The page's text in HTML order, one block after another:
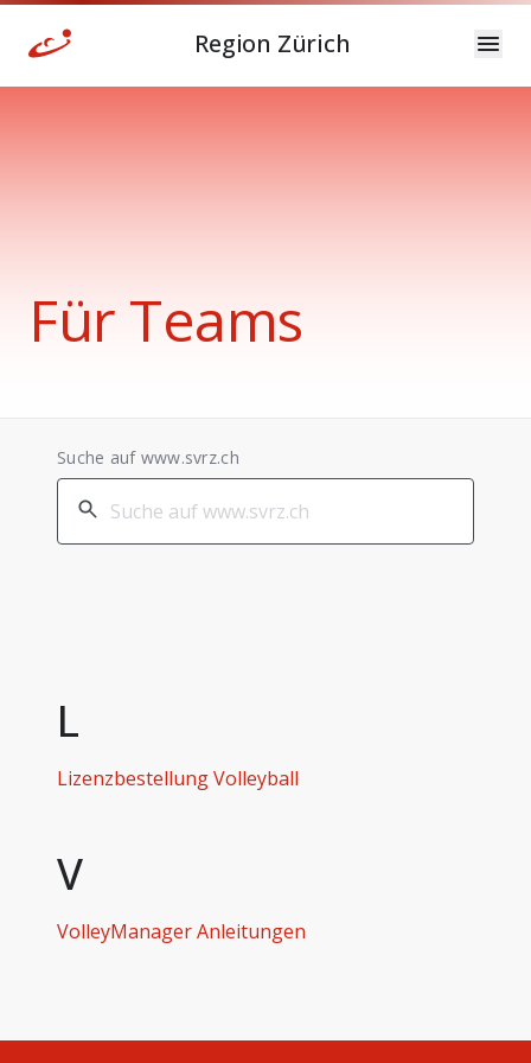
Region Zürich
Für Teams
Suche auf www.svrz.ch
L
Lizenzbestellung Volleyball
V
VolleyManager Anleitungen